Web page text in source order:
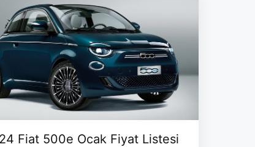
Listesi 2023 …
Fiat 500e Ocak Fiyat Listesi